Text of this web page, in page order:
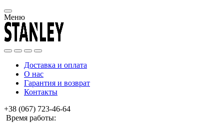
Меню
Доставка и оплата
О нас
Гарантия и возврат
Контакты
+38 (067) 723-46-64
Время работы: